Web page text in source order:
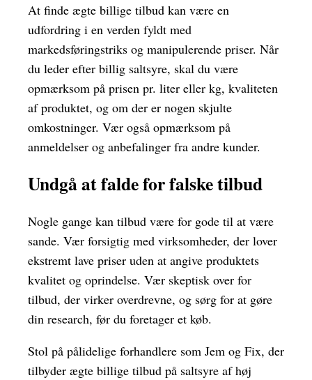
At finde ægte billige tilbud kan være en
udfordring i en verden fyldt med
markedsføringstriks og manipulerende priser. Når
du leder efter billig saltsyre, skal du være
opmærksom på prisen pr. liter eller kg, kvaliteten
af produktet, og om der er nogen skjulte
omkostninger. Vær også opmærksom på
anmeldelser og anbefalinger fra andre kunder.
Undgå at falde for falske tilbud
Nogle gange kan tilbud være for gode til at være
sande. Vær forsigtig med virksomheder, der lover
ekstremt lave priser uden at angive produktets
kvalitet og oprindelse. Vær skeptisk over for
tilbud, der virker overdrevne, og sørg for at gøre
din research, før du foretager et køb.
Stol på pålidelige forhandlere som Jem og Fix, der
tilbyder ægte billige tilbud på saltsyre af høj